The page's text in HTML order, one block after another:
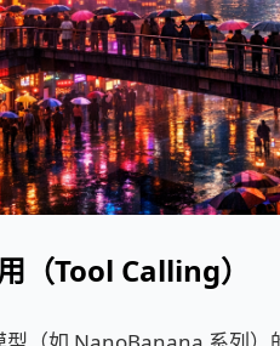
（Tool Calling）